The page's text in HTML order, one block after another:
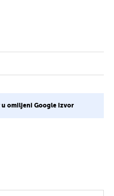
u omiljeni Google izvor